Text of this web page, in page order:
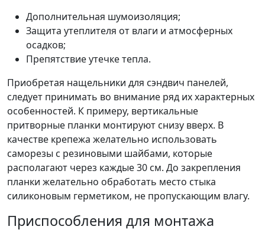
Дополнительная шумоизоляция;
Защита утеплителя от влаги и атмосферных
осадков;
Препятствие утечке тепла.
Приобретая нащельники для сэндвич панелей,
следует принимать во внимание ряд их характерных
особенностей. К примеру, вертикальные
притворные планки монтируют снизу вверх. В
качестве крепежа желательно использовать
саморезы с резиновыми шайбами, которые
располагают через каждые 30 см. До закрепления
планки желательно обработать место стыка
силиконовым герметиком, не пропускающим влагу.
Приспособления для монтажа